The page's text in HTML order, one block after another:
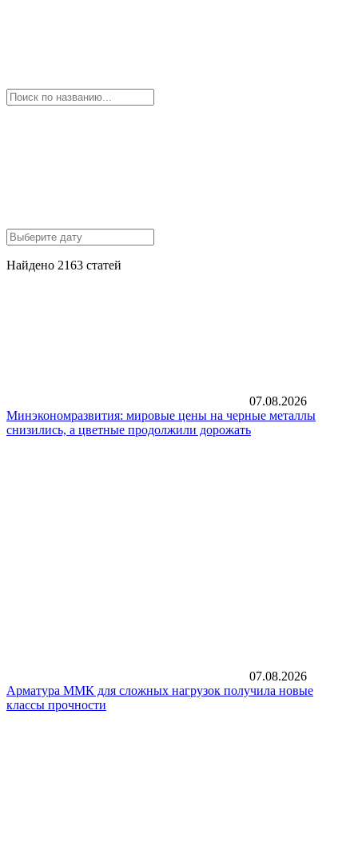
Найдено 2163 статей
07.08.2026
Минэкономразвития: мировые цены на черные металлы
снизились, а цветные продолжили дорожать
07.08.2026
Арматура ММК для сложных нагрузок получила новые
классы прочности